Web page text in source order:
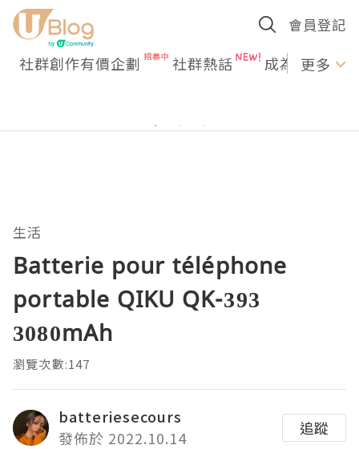
會員登記
社群創作有價企劃 社群熱話 成為U更多
生活
Batterie pour téléphone
portable QIKU QK-393
3080mAh
瀏覽次數:147
batteriesecours
發佈於 2022.10.14
追蹤